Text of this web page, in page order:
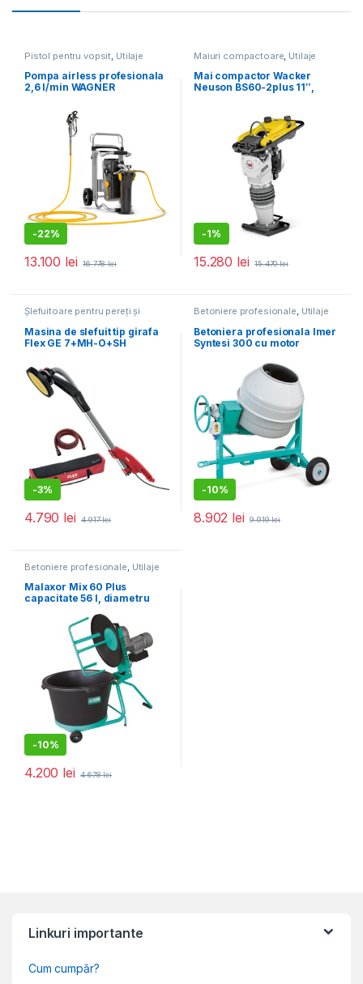
Pistol pentru vopsit Utilaje
pentru construcții
Pompa airless profesionala
2,6 l/min WAGNER
Spraypack
-22%
13.100 lei 16.778lei
Maiuri compactoare Utilaje
pentru construcții
Mai compactor Wacker
Neuson BS60-2plus 11″,
-1%
15.280 lei 15.470lei
Șlefuitoare pentru pereți și
tavane Utilaje pentru construcții
Masina de slefuit tip girafa
Flex GE 7+MH-O+SH
-3%
4.790 lei 4.917lei
Betoniere profesionale, Utilaje
Betoniera profesionala Imer
Syntesi 300 cu motor
-10%
8.902 lei 9.919lei
Betoniere profesionale Utilaje
pentru construcții
Malaxor Mix 60 Plus
capacitate 56 l, diametru
-10%
4.200 lei 4.678lei
Linkuri importante
Cum cumpăr?